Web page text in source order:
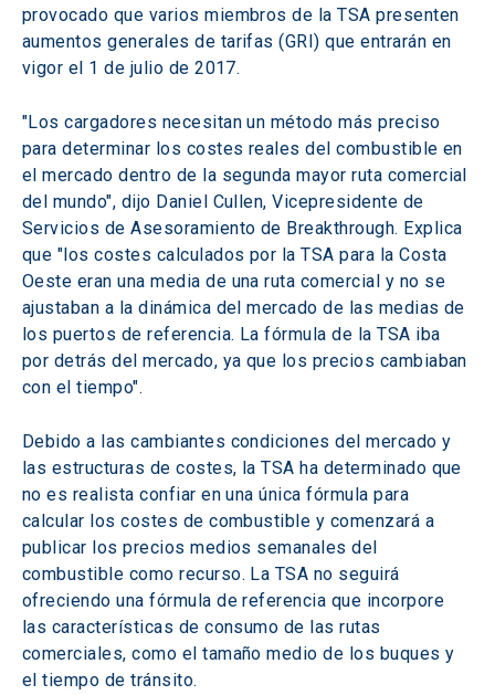
provocado que varios miembros de la TSA presenten
aumentos generales de tarifas (GRI) que entrarán en
vigor el 1 de julio de 2017.
"Los cargadores necesitan un método más preciso
para determinar los costes reales del combustible en
el mercado dentro de la segunda mayor ruta comercial
del mundo", dijo Daniel Cullen, Vicepresidente de
Servicios de Asesoramiento de Breakthrough. Explica
que "los costes calculados por la TSA para la Costa
Oeste eran una media de una ruta comercial y no se
ajustaban a la dinámica del mercado de las medias de
los puertos de referencia. La fórmula de la TSA iba
por detrás del mercado, ya que los precios cambiaban
con el tiempo".
Debido a las cambiantes condiciones del mercado y
las estructuras de costes, la TSA ha determinado que
no es realista confiar en una única fórmula para
calcular los costes de combustible y comenzará a
publicar los precios medios semanales del
combustible como recurso. La TSA no seguirá
ofreciendo una fórmula de referencia que incorpore
las características de consumo de las rutas
comerciales, como el tamaño medio de los buques y
el tiempo de tránsito.